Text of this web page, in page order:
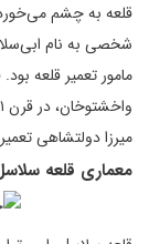
قلعه به چشم
شخصی به نام
مامور تعمیر قلعه
میرزا دولتشاهی
معماری قلعه